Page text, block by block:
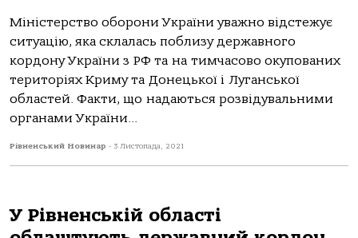
Міністерство оборони України уважно відстежує
ситуацію, яка склалась поблизу державного
кордону України з РФ та на тимчасово окупованих
територіях Криму та Донецької і Луганської
областей. Факти, що надаються розвідувальними
органами України...
Рівненський Новинар - 3 Листопада, 2021
У Рівненській області